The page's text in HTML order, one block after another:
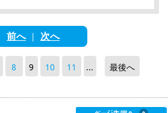
前へ| 次へ
8 9 10 11 ... 最後へ